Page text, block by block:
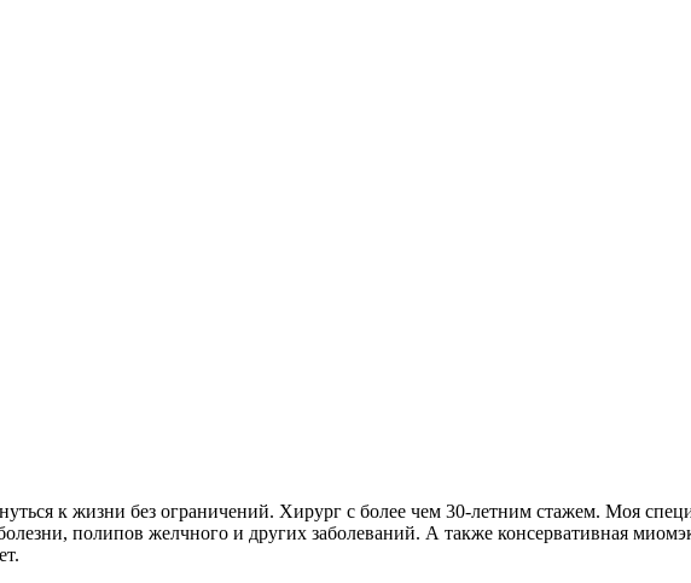
к жизни без ограничений. Хирург с более чем 30-летним стажем. Моя
полипов желчного и других заболеваний. А также консервативная